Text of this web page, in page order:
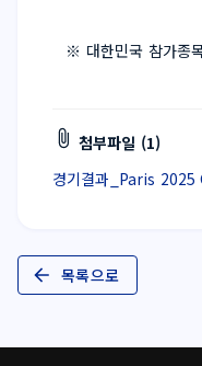
※ 대한민국 참가종
첨부파일 (1)
경기결과_Paris
목록으로